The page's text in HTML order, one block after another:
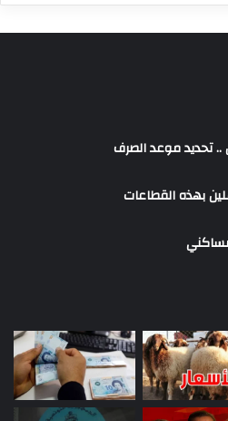
.. تحديد موعد الصرف
بهذه القطاعات